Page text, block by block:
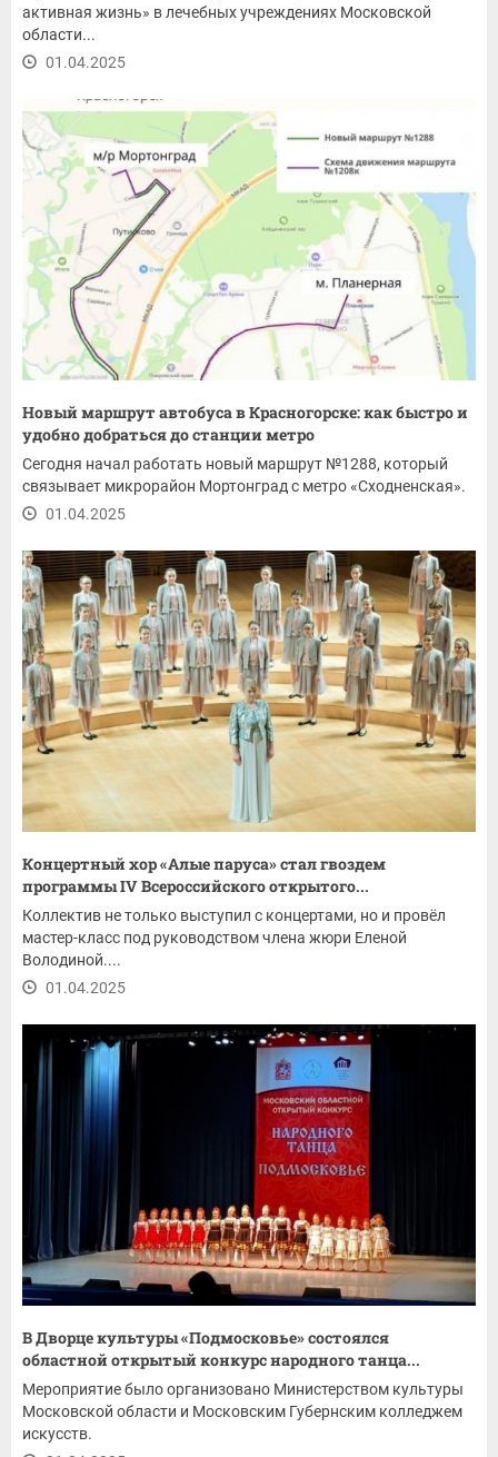
активная жизнь» в лечебных учреждениях Московской
области...
01.04.2025
Новый маршрут автобуса в Красногорске: как быстро и
удобно добраться до станции метро
Сегодня начал работать новый маршрут №1288, который
связывает микрорайон Мортонград с метро «Сходненская».
01.04.2025
Концертный хор «Алые паруса» стал гвоздем
программы IV Всероссийского открытого...
Коллектив не только выступил с концертами, но и провёл
мастер-класс под руководством члена жюри Еленой
Володиной....
01.04.2025
В Дворце культуры «Подмосковье» состоялся
областной открытый конкурс народного танца...
Мероприятие было организовано Министерством культуры
Московской области и Московским Губернским колледжем
искусств.